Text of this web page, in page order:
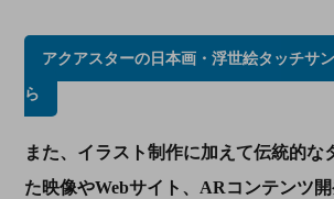
アクアスターの日本画・浮世絵タッチサ
ら
また、イラスト制作に加えて伝統的な
た映像やWebサイト、 ARコンテンツ